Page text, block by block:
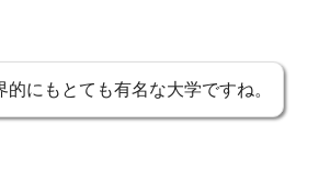
的にもとても有名な大学ですね。